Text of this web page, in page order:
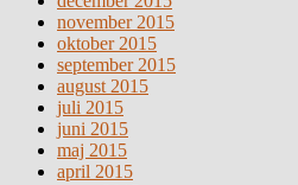
november 2015
oktober 2015
september 2015
august 2015
juli 2015
juni 2015
maj 2015
april 2015